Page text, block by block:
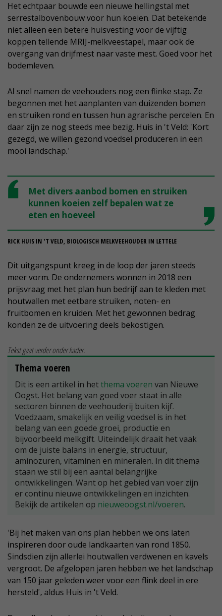
Het echtpaar bouwde een nieuwe hellingstal met
serrestalbovenbouw voor hun koeien. Dat betekende
niet alleen een betere huisvesting voor de vijftig
koppen tellende MRIJ-melkveestapel, maar ook de
overgang van drijfmest naar vaste mest. Goed voor het
bodemleven.
Al snel namen de veehouders nog een flinke stap. Ze
begonnen met het aanplanten van duizenden bomen
en struiken rond en tussen hun agrarische percelen. En
daar zijn ze nog steeds mee bezig. Huis in 't Veld: 'Kort
gezegd, we willen gezond voedsel produceren in een
mooi landschap.'
Met divers aanbod bomen en struiken
kunnen koeien zelf bepalen wat ze
eten en hoeveel
RICK HUIS IN 'T VELD, BIOLOGISCH MELKVEEHOUDER IN LETTELE
Dit uitgangspunt kreeg in de loop der jaren steeds
meer vorm. De ondernemers wonnen in 2018 een
prijsvraag met het plan hun bedrijf aan te kleden met
houtwallen met eetbare struiken, noten- en
fruitbomen en kruiden. Met het gewonnen bedrag
konden ze de uitvoering deels bekostigen.
Tekst gaat verder onder kader.
Thema voeren
Dit is een artikel in hetthema voeren van Nieuwe
Oogst. Het belang van goed voer staat in alle
sectoren binnen de veehouderij buiten kijf.
Voedzaam, smakelijk en veilig voedsel is in het
belang van een goede groei, productie en
bijvoorbeeld melkgift. Uiteindelijk draait het vaak
om de juiste balans in energie, structuur,
aminozuren, vitaminen en mineralen. In dit thema
staan we stil bij een aantal belangrijke
ontwikkelingen. Want op het gebied van voer zijn
er continu nieuwe ontwikkelingen en inzichten.
Bekijk de artikelen op nieuweoogst.nl/voeren.
'Bij het maken van ons plan hebben we ons laten
inspireren door oude landkaarten van rond 1850.
Sindsdien zijn allerlei houtwallen verdwenen en kavels
vergroot. De afgelopen jaren hebben we het landschap
van 150 jaar geleden weer voor een flink deel in ere
hersteld', aldus Huis in 't Veld.